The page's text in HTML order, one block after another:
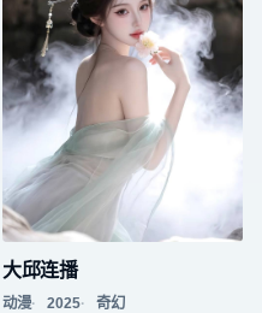
大邱连播
动漫 2025 奇幻